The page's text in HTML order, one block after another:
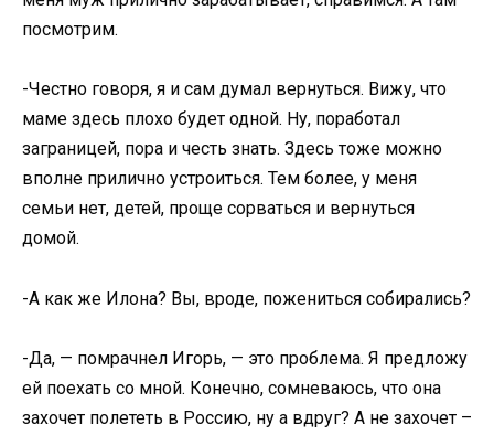
посмотрим.
-Честно говоря, я и сам думал вернуться. Вижу, что
маме здесь плохо будет одной. Ну, поработал
заграницей, пора и честь знать. Здесь тоже можно
вполне прилично устроиться. Тем более, у меня
семьи нет, детей, проще сорваться и вернуться
домой.
-А как же Илона? Вы, вроде, пожениться собирались?
-Да, — помрачнел Игорь, — это проблема. Я предложу
ей поехать со мной. Конечно, сомневаюсь, что она
захочет полететь в Россию, ну а вдруг? А не захочет –